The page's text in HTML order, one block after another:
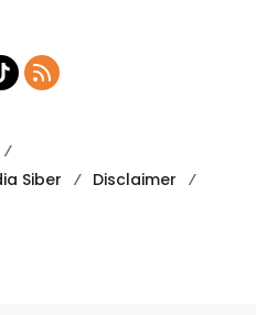
Siber
Disclaimer